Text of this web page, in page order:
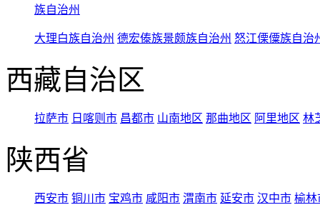
族自治州
大理白族自治州 德宏傣族景颇族自治州 怒江傈僳族自治
西藏自治区
拉萨市 日喀则市 昌都市 山南地区 那曲地区 阿里地区 林
陕西省
西安市 铜川市 宝鸡市 咸阳市 渭南市 延安市 汉中市 榆林